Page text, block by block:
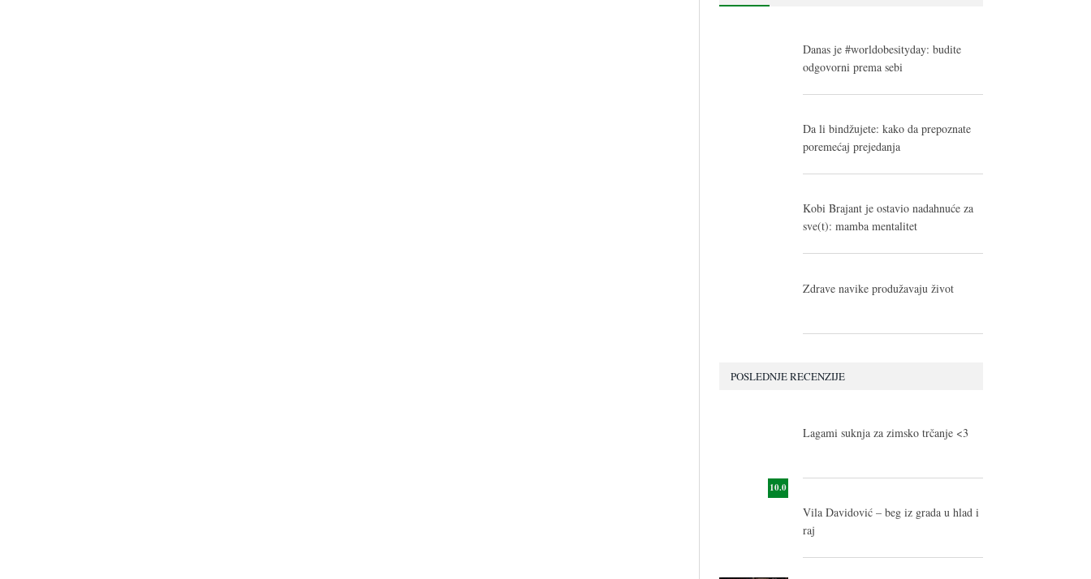
Danas je #worldobesityday: budite
odgovorni prema sebi
Da li bindžujete: kako da prepoznate
poremećaj prejedanja
Kobi Brajant je ostavio nadahnuće za
sve(t): mamba mentalitet
Zdrave navike produžavaju život
POSLEDNJE RECENZIJE
Lagami suknja za zimsko trčanje <3
10.0
Vila Davidović – beg iz grada u hlad i
raj